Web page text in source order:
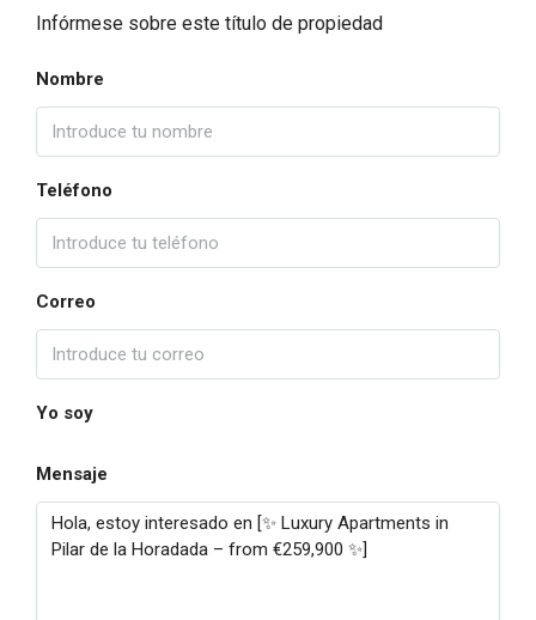
Infórmese sobre este título de propiedad
Nombre
Teléfono
Correo
Yo soy
Mensaje